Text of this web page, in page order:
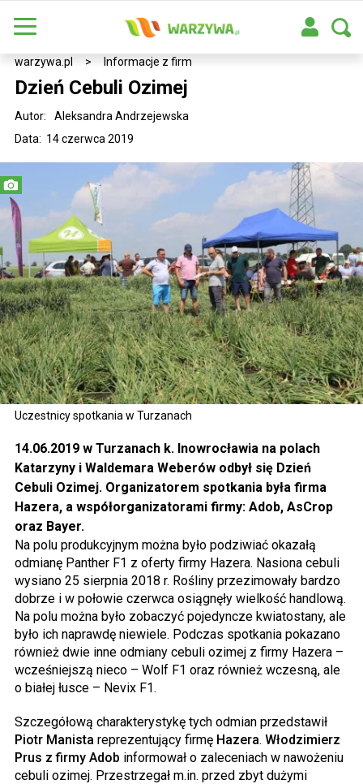
warzywa.pl > Informacje z firm
Uczestnicy spotkania w Turzanach
Dzień Cebuli Ozimej
Data: 14 czerwca 2019
Autor: Aleksandra Andrzejewska
14.06.2019 w Turzanach k. Inowrocławia na polach
Katarzyny i Waldemara Weberów odbył się Dzień
Cebuli Ozimej. Organizatorem spotkania była firma
Hazera, a współorganizatorami firmy: Adob, AsCrop
oraz Bayer.
Na polu produkcyjnym można było podziwiać okazałą
odmianę Panther F1 z oferty firmy Hazera. Nasiona cebuli
wysiano 25 sierpnia 2018 r. Rośliny przezimowały bardzo
dobrze i w połowie czerwca osiągnęły wielkość handlową.
Na polu można było zobaczyć pojedyncze kwiatostany, ale
było ich naprawdę niewiele. Podczas spotkania pokazano
również dwie inne odmiany cebuli ozimej z firmy Hazera –
wcześniejszą nieco – Wolf F1 oraz również wczesną, ale
o białej łusce – Nevix F1.
Szczegółową charakterystykę tych odmian przedstawił
Piotr Manista reprezentujący firmę Hazera. Włodzimierz
Prus z firmy Adob informował o zaleceniach w nawożeniu
cebuli ozimej. Przestrzegał m.in. przed zbyt dużymi